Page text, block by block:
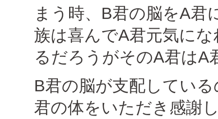
まう時、B君の脳をA君
族は喜んでA君元気に
るだろうがそのA君はA
B君の脳が支配してい
君の体をいただき感謝